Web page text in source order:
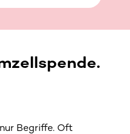
Begriffe. Oft